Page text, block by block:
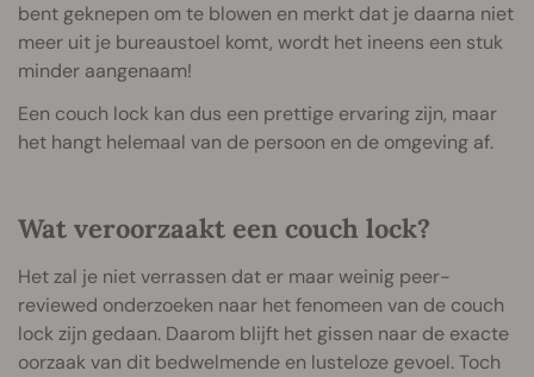
bent geknepen om te blowen en merkt dat je daarna niet
meer uit je bureaustoel komt, wordt het ineens een stuk
minder aangenaam!
Een couch lock kan dus een prettige ervaring zijn, maar
het hangt helemaal van de persoon en de omgeving af.
Wat veroorzaakt een couch lock?
Het zal je niet verrassen dat er maar weinig peer-
reviewed onderzoeken naar het fenomeen van de couch
lock zijn gedaan. Daarom blijft het gissen naar de exacte
oorzaak van dit bedwelmende en lusteloze gevoel. Toch